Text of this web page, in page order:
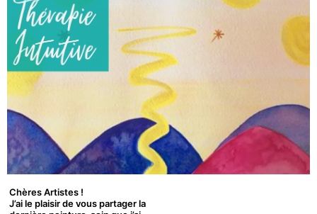
Chères Artistes !
J’ai le plaisir de vous partager la